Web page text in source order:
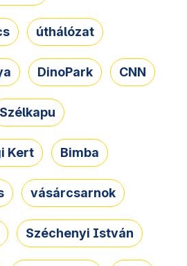
úthálózat
DinoPark CNN
Szélkapu
Kert Bimba
vásárcsarnok
Széchenyi István